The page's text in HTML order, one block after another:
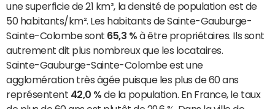
une superficie de 21 km², la densité de population est de
50 habitants/km². Les habitants de Sainte-Gauburge-
Sainte-Colombe sont 65,3 % à être propriétaires. Ils sont
autrement dit plus nombreux que les locataires.
Sainte-Gauburge-Sainte-Colombe est une
agglomération très âgée puisque les plus de 60 ans
représentent 42,0 % de la population. En France, le taux